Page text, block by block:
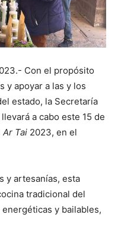
Con el propósito
y apoyar a las y los
estado, la Secretaría
a cabo este 15 de
Ar Tai 2023, en el
y artesanías, esta
tradicional del
y bailables,